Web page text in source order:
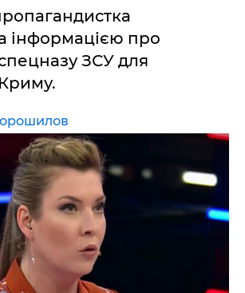
інформацією про
ЗСУ для